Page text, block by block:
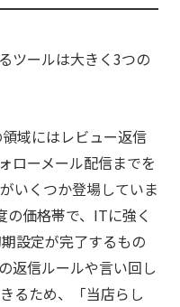
ツールは大きく3つの
域にはレビュー返信
ローメール配信までを
いくつか登場していま
価格帯で、ITに強く
設定が完了するもの
返信ルールや言い回し
るため、「当店らし